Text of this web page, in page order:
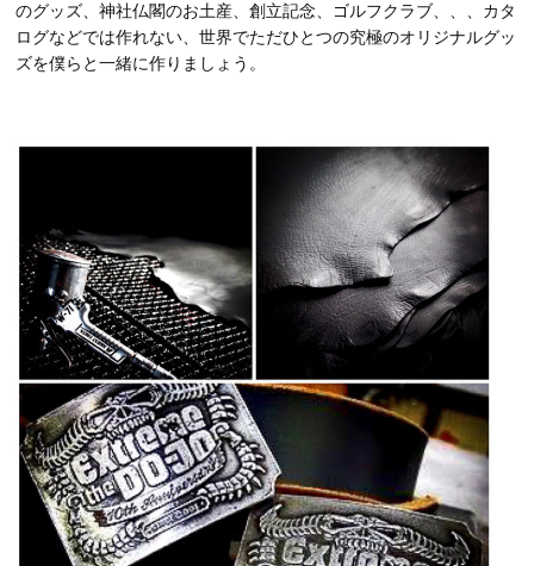
のグッズ、神社仏閣のお土産、創立記念、ゴルフクラブ、、、カタ
ログなどでは作れない、世界でただひとつの究極のオリジナルグッ
ズを僕らと一緒に作りましょう。